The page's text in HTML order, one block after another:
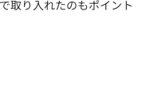
取り入れたのもポイント